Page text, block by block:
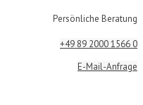
Persönliche Beratung
+49 89 2000 1566 0
E-Mail-Anfrage